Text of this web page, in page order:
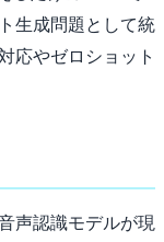
生成問題として統
応やゼロショット
声認識モデルが現